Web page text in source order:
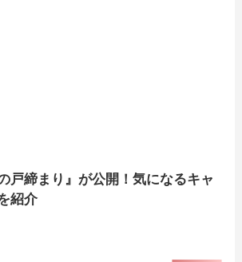
戸締まり』が公開！気になるキャ
紹介